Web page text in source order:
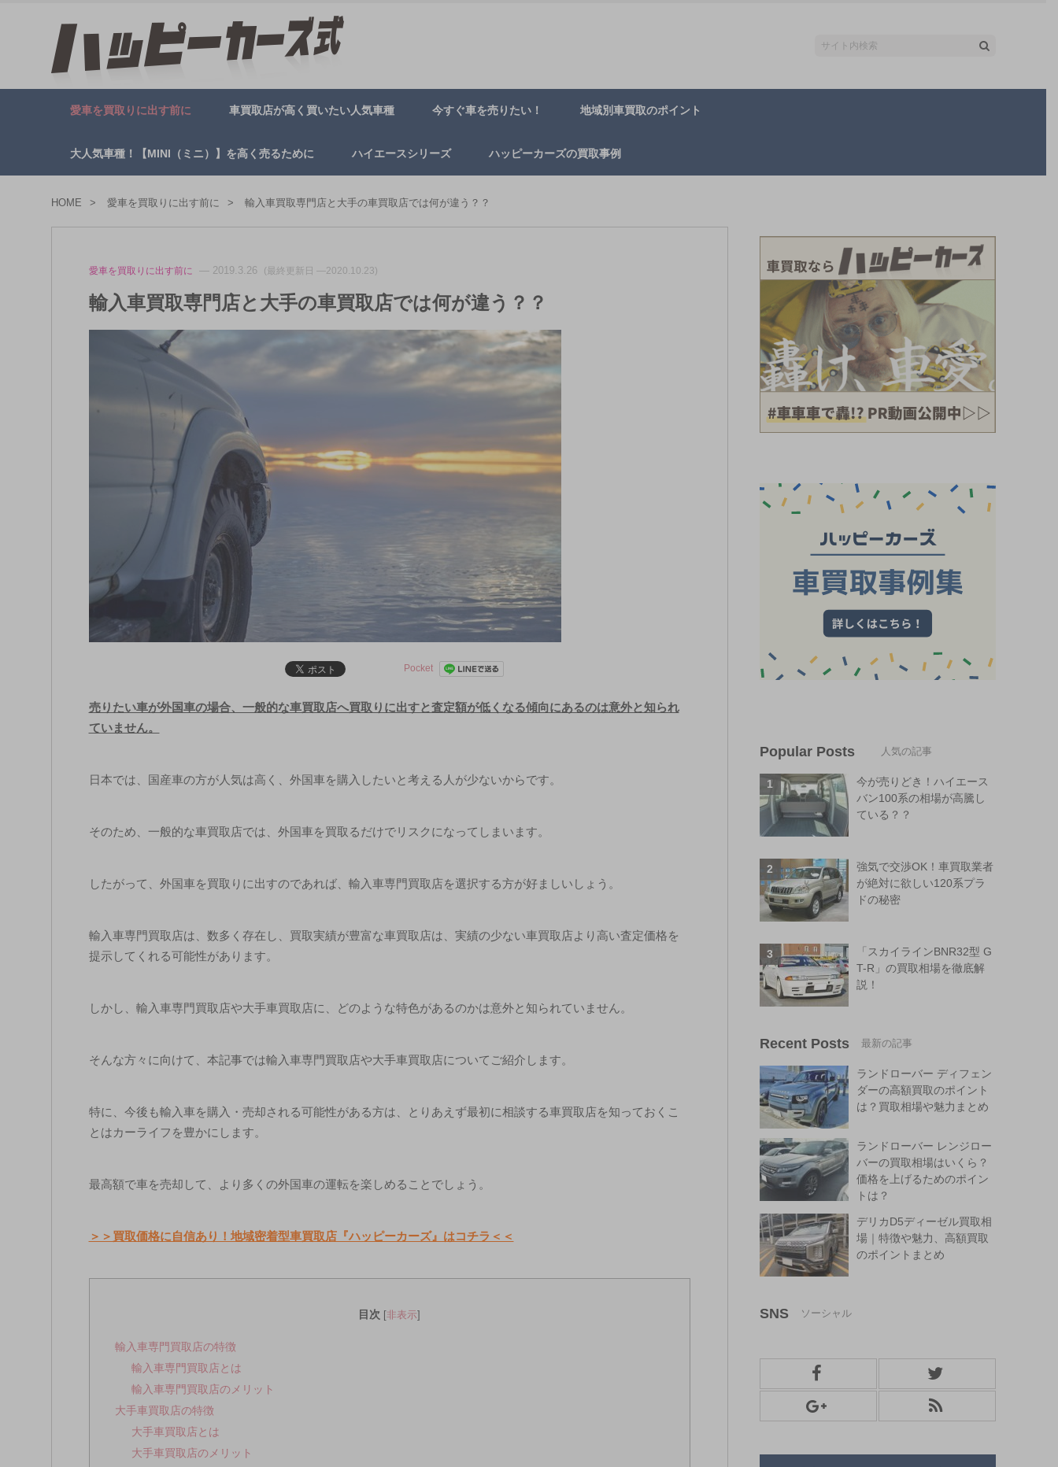
愛車を買取りに出す前に 車買取店が高く買いたい人気車種 今すぐ車を売りたい！ 地域別車買取のポイント
大人気車種！【MINI（ミニ）】を高く売るために ハイエースシリーズ ハッピーカーズの買取事例
HOME 愛車を買取りに出す前に 輸入車買取専門店と大手の車買取店では何が違う？？
愛車を買取りに出す前に — 2019.3.26 (最終更新日 —2020.10.23)
輸入車買取専門店と大手の車買取店では何が違う？？
Pocket
売りたい車が外国車の場合、一般的な車買取店へ買取りに出すと査定額が低くなる傾向にあるのは意外と知られ
ていません。
日本では、国産車の方が人気は高く、外国車を購入したいと考える人が少ないからです。
そのため、一般的な車買取店では、外国車を買取るだけでリスクになってしまいます。
したがって、外国車を買取りに出すのであれば、輸入車専門買取店を選択する方が好ましいしょう。
輸入車専門買取店は、数多く存在し、買取実績が豊富な車買取店は、実績の少ない車買取店より高い査定価格を
提示してくれる可能性があります。
しかし、輸入車専門買取店や大手車買取店に、どのような特色があるのかは意外と知られていません。
そんな方々に向けて、本記事では輸入車専門買取店や大手車買取店についてご紹介します。
特に、今後も輸入車を購入・売却される可能性がある方は、とりあえず最初に相談する車買取店を知っておくこ
とはカーライフを豊かにします。
最高額で車を売却して、より多くの外国車の運転を楽しめることでしょう。
＞＞買取価格に自信あり！地域密着型車買取店『ハッピーカーズ』はコチラ＜＜
目次 [非表示]
輸入車専門買取店の特徴
輸入車専門買取店とは
輸入車専門買取店のメリット
大手車買取店の特徴
大手車買取店とは
大手車買取店のメリット
Popular Posts
今が売りどき！ハイエース
バン100系の相場が高騰し
ている？？
強気で交渉OK！車買取業者
が絶対に欲しい120系プラ
ドの秘密
「スカイラインBNR32型 G
T-R」の買取相場を徹底解
説！
Recent Posts
ランドローバー ディフェン
ダーの高額買取のポイント
は？買取相場や魅力まとめ
ランドローバー レンジロー
バーの買取相場はいくら？
価格を上げるためのポイン
トは？
デリカD5ディーゼル買取相
場｜特徴や魅力、高額買取
のポイントまとめ
SNS